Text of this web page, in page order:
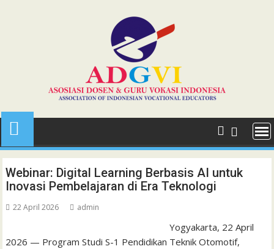
Webinar: Digital Learning Berbasis AI untuk
Inovasi Pembelajaran di Era Teknologi
22 April 2026 admin
Yogyakarta, 22 April
2026 — Program Studi S-1 Pendidikan Teknik Otomotif,